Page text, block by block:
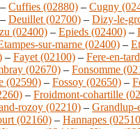
– Cuffies (02880) – Cugny
– Deuillet (02700) – Dizy-le-
(02400) – Epieds (02400) –
sur-marne (02400) –
– Fayet (02100) – Fere-en-
(02670) – Fonsomme
(02590) – Fossoy (02650) –
– Froidmont-cohartille
rozoy (02210) – Grandlup-
(02160) – Hannapes